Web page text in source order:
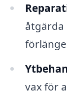
åtgärda
vax för